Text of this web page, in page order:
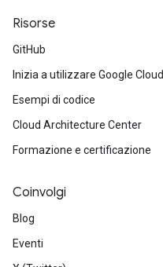
Risorse
GitHub
Inizia a utilizzare Google Cloud
Esempi di codice
Cloud Architecture Center
Formazione e certificazione
Coinvolgi
Blog
Eventi